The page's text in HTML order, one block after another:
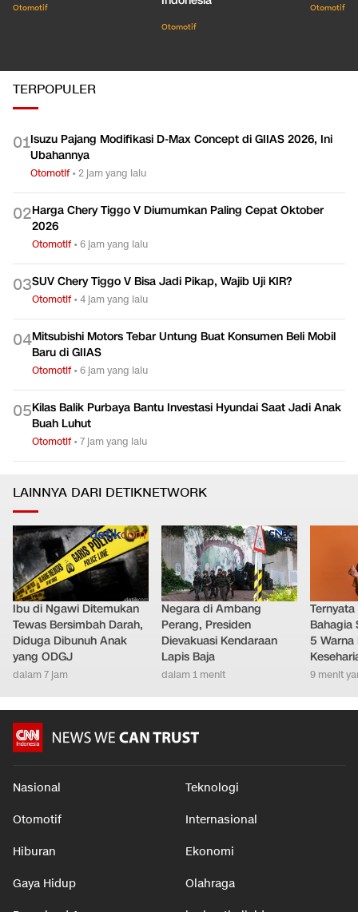
Otomotif
Otomotif
Otomotif
TERPOPULER
01Isuzu Pajang Modifikasi D-Max Concept di GIIAS 2026, Ini
Ubahannya
Otomotif•2 jam yang lalu
02Harga Chery Tiggo V Diumumkan Paling Cepat Oktober
2026
Otomotif•6 jam yang lalu
03SUV Chery Tiggo V Bisa Jadi Pikap, Wajib Uji KIR?
Otomotif•4 jam yang lalu
04Mitsubishi Motors Tebar Untung Buat Konsumen Beli Mobil
Baru di GIIAS
Otomotif•6 jam yang lalu
05Kilas Balik Purbaya Bantu Investasi Hyundai Saat Jadi Anak
Buah Luhut
Otomotif•7 jam yang lalu
LAINNYA DARI DETIKNETWORK
Ibu di Ngawi Ditemukan
Tewas Bersimbah Darah,
Diduga Dibunuh Anak
yang ODGJ
dalam 7 jam
Negara di Ambang
Perang, Presiden
Dievakuasi Kendaraan
Lapis Baja
dalam 1 menit
Bahagia
5
9 menit
Nasional Teknologi
Otomotif Internasional
Hiburan Ekonomi
Gaya Hidup Olahraga